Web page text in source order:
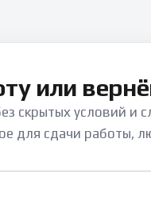
или
скрытых условий и
для сдачи работы,